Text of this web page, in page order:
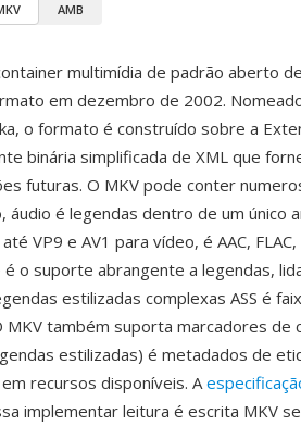
AMB
multimídia de padrão aberto
em dezembro de 2002.
o formato é construído sobre a
binária simplificada de XML que
futuras. O MKV pode conter
é legendas dentro de um único
VP9 e AV1 para vídeo, é AAC,
o suporte abrangente a legendas,
estilizadas complexas ASS é
também suporta marcadores de
estilizadas) é metadados de
recursos disponíveis. A
implementar leitura é escrita MKV